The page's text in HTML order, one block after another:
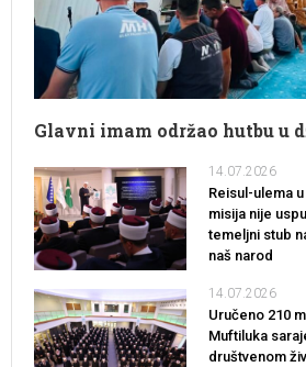
Glavni imam održao hutbu u
14.07.2026
Reisul-ulema
misija nije
temeljni stub
naš narod
14.07.2026
Uručeno 210
Muftiluka
društvenom